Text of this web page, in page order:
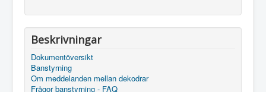
Beskrivningar
Dokumentöversikt
Banstyrning
Om meddelanden mellan dekodrar
Frågor banstyrning - FAQ